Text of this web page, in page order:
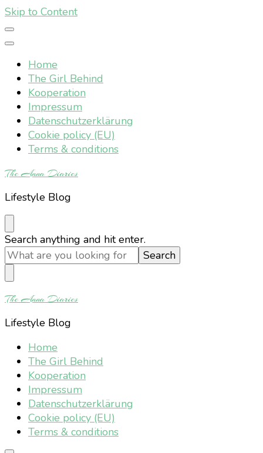
Skip to Content
Home
The Girl Behind
Kooperation
Impressum
Datenschutzerklärung
Cookie policy (EU)
Terms & conditions
The Anna Diaries
Lifestyle Blog
Looking
for
Something?
Search anything and hit enter.
The Anna Diaries
Lifestyle Blog
Home
The Girl Behind
Kooperation
Impressum
Datenschutzerklärung
Cookie policy (EU)
Terms & conditions